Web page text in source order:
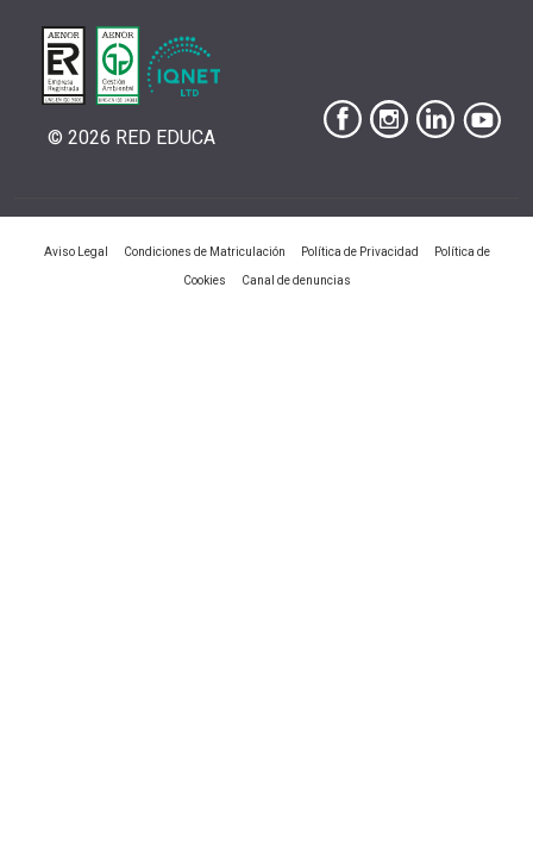
© 2026 RED EDUCA
Aviso Legal Condiciones de Matriculación Política de Privacidad Política de
Cookies Canal de denuncias